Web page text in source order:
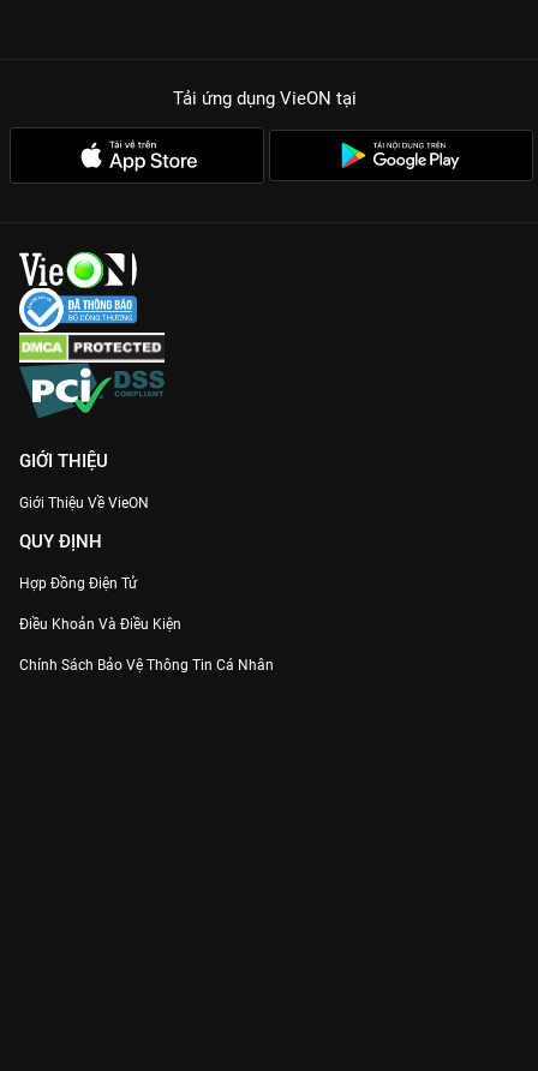
Tải ứng dụng VieON tại
GIỚI THIỆU
Giới Thiệu Về VieON
QUY ĐỊNH
Hợp Đồng Điện Tử
Điều Khoản Và Điều Kiện
Chính Sách Bảo Vệ Thông Tin Cá Nhân